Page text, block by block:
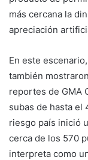
más cercana la
apreciación
En este
también
reportes de GMA
subas de hasta el
riesgo país inició
cerca de los 570
interpreta como